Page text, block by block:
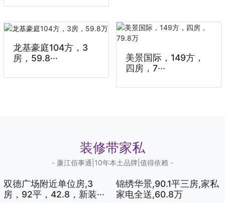
龙基豪庭104方，3
房，59.8···
美景国际，149方，
四房，7···
装修带家私
- 廉江佰事通|10年本土品牌|值得依赖 -
双德广场附近单位房,3
房，92平，42.8，新装···
锦绣华景,90.1平三房,家私
家电全送,60.8万